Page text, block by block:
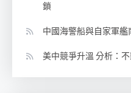
鎖
中國海警船與自家軍
美中競爭升溫 分析：